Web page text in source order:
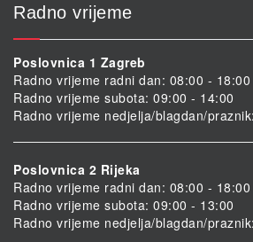
Radno vrijeme
Poslovnica 1 Zagreb
Radno vrijeme radni dan: 08:00 - 18:00
Radno vrijeme subota: 09:00 - 14:00
Radno vrijeme nedjelja/blagdan/
Poslovnica 2 Rijeka
Radno vrijeme radni dan: 08:00 - 18:00
Radno vrijeme subota: 09:00 - 13:00
Radno vrijeme nedjelja/blagdan/